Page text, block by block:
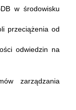
w środowisku
przeciążenia od
odwiedzin na
zarządzania